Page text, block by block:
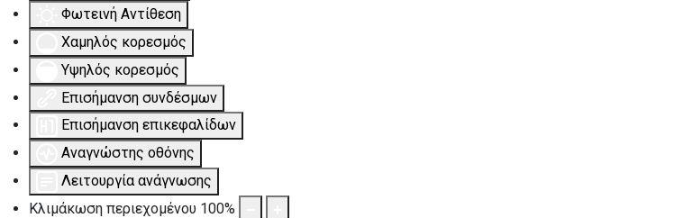
Φωτεινή Αντίθεση
Χαμηλός κορεσμός
Υψηλός κορεσμός
Επισήμανση συνδέσμων
Επισήμανση επικεφαλίδων
Αναγνώστης οθόνης
Λειτουργία ανάγνωσης
Κλιμάκωση περιεχομένου 100%